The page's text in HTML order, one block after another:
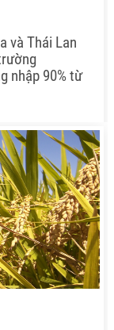
và Thái Lan
nhập 90% từ